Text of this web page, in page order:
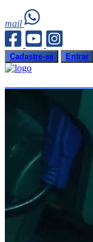
mail
Cadastre-se Entrar